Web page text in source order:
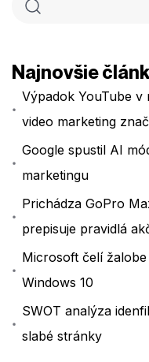
Najnovšie
Výpadok YouTube
video marketing
Google spustil AI
marketingu
Prichádza GoPro
prepisuje pravidlá
Microsoft čelí
Windows 10
SWOT analýza
slabé stránky